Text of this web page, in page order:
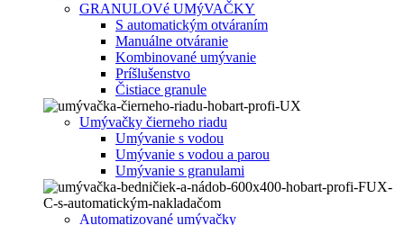
GRANULOVé UMýVAČKY
S automatickým otváraním
Manuálne otváranie
Kombinované umývanie
Príšlušenstvo
Čistiace granule
Umývačky čierneho riadu
Umývanie s vodou
Umývanie s vodou a parou
Umývanie s granulami
Automatizované umývačky